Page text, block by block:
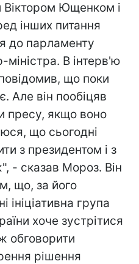
Віктором Ющенком і
інших питання
до парламенту
В інтерв'ю
що поки
Але він пообіцяв
пресу, якщо воно
що сьогодні
з президентом і з
- сказав Мороз. Він
що, за його
ініціативна група
хоче зустрітися
обговорити
рішення